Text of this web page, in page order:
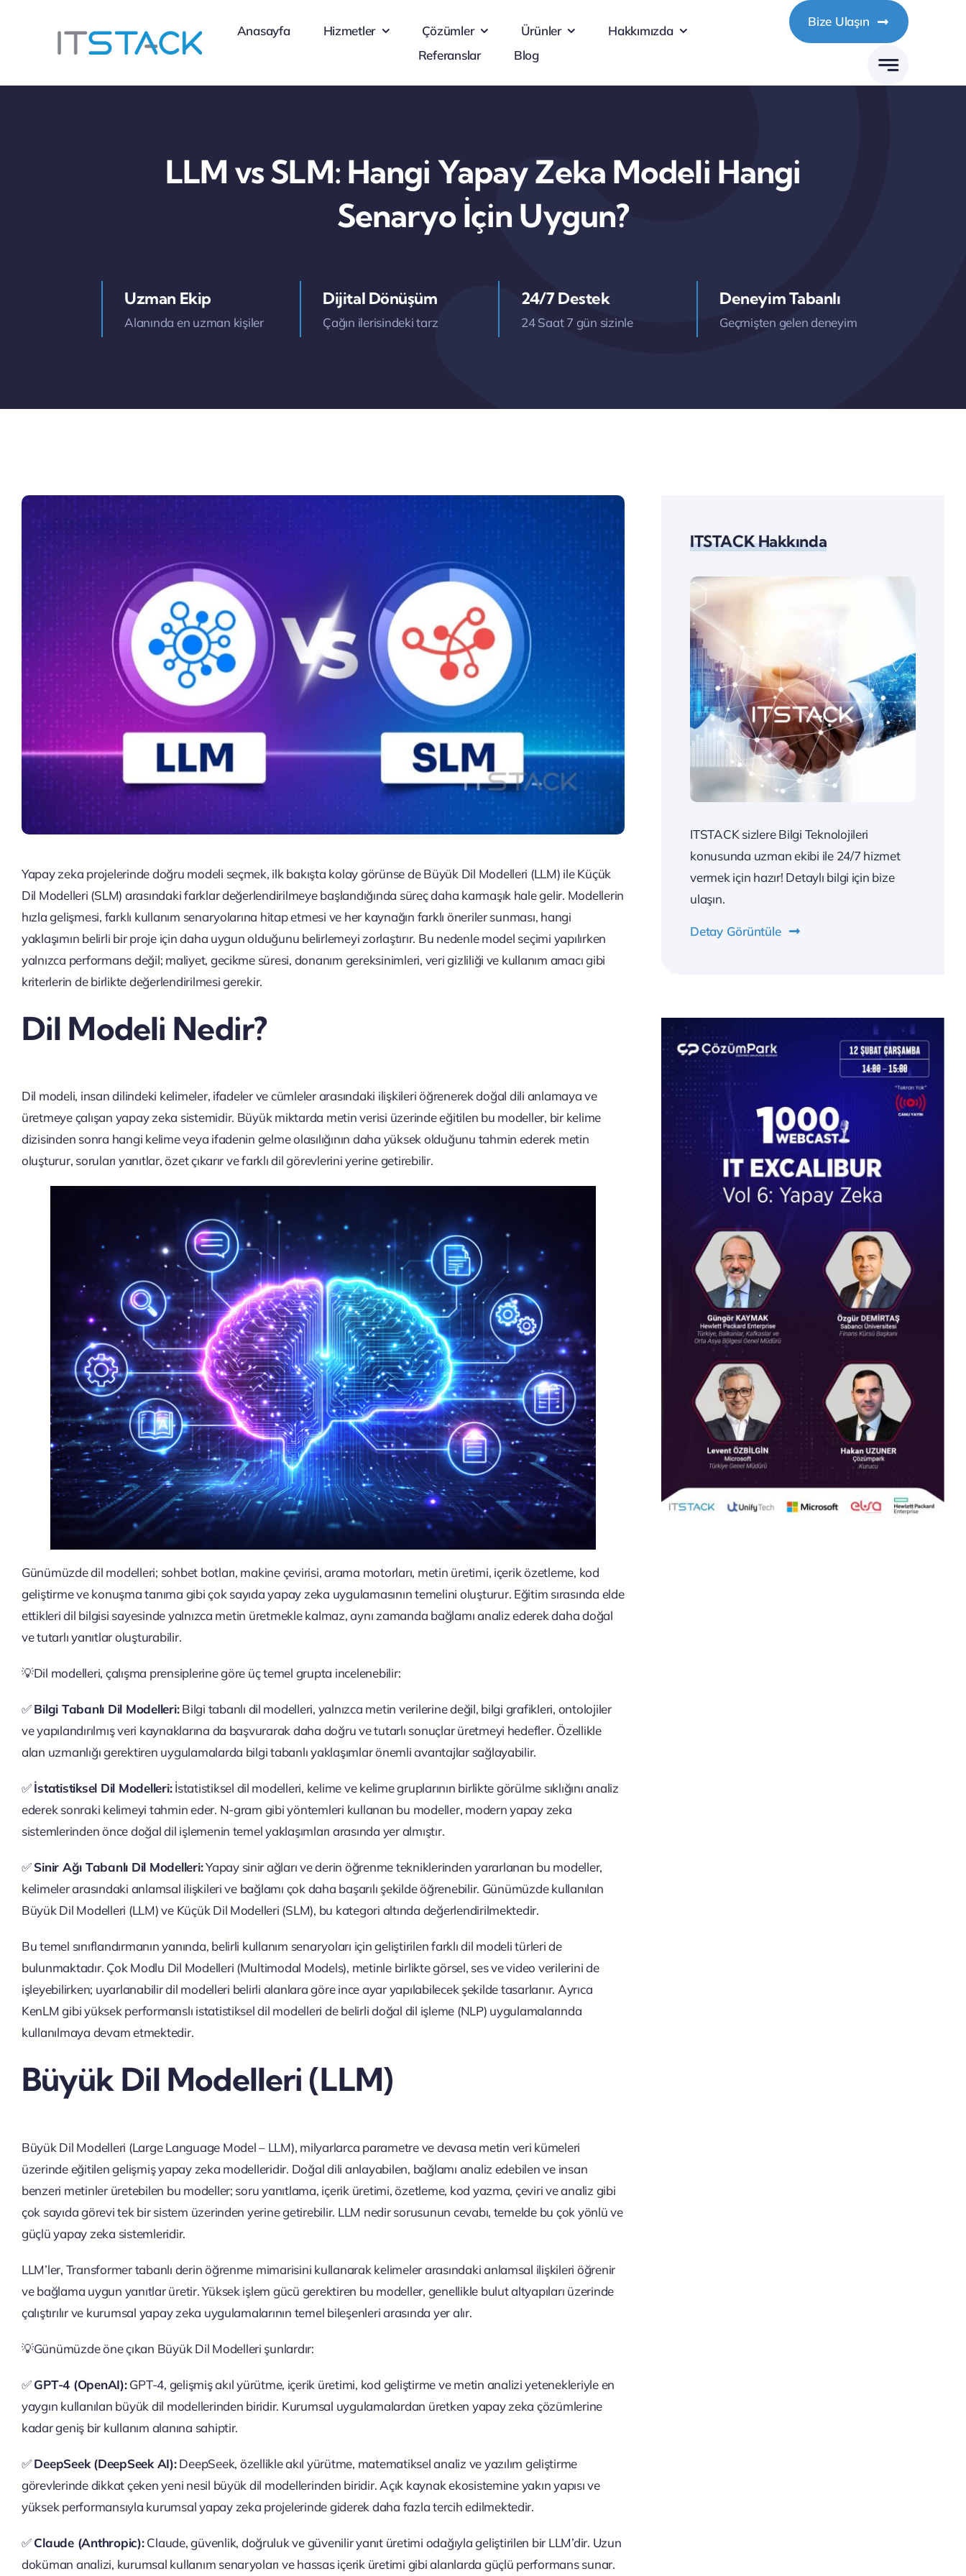
Anasayfa Hizmetler Çözümler Ürünler
Hakkımızda
Referanslar
Blog
Bize Ulaşın
LLM vs SLM: Hangi Yapay Zeka Modeli Hangi
Senaryo İçin Uygun?
Uzman Ekip
Alanında en uzman kişiler
Dijital Dönüşüm
Çağın ilerisindeki tarz
24/7 Destek
24 Saat 7 gün sizinle
Deneyim Tabanlı
Geçmişten gelen deneyim
Yapay zeka projelerinde doğru modeli seçmek, ilk bakışta kolay görünse de Büyük Dil Modelleri (LLM) ile Küçük
Dil Modelleri (SLM) arasındaki farklar değerlendirilmeye başlandığında süreç daha karmaşık hale gelir. Modellerin
hızla gelişmesi, farklı kullanım senaryolarına hitap etmesi ve her kaynağın farklı öneriler sunması, hangi
yaklaşımın belirli bir proje için daha uygun olduğunu belirlemeyi zorlaştırır. Bu nedenle model seçimi yapılırken
yalnızca performans değil; maliyet, gecikme süresi, donanım gereksinimleri, veri gizliliği ve kullanım amacı gibi
kriterlerin de birlikte değerlendirilmesi gerekir.
Dil Modeli Nedir?
Dil modeli, insan dilindeki kelimeler, ifadeler ve cümleler arasındaki ilişkileri öğrenerek doğal dili anlamaya ve
üretmeye çalışan yapay zeka sistemidir. Büyük miktarda metin verisi üzerinde eğitilen bu modeller, bir kelime
dizisinden sonra hangi kelime veya ifadenin gelme olasılığının daha yüksek olduğunu tahmin ederek metin
oluşturur, soruları yanıtlar, özet çıkarır ve farklı dil görevlerini yerine getirebilir.
Günümüzde dil modelleri; sohbet botları, makine çevirisi, arama motorları, metin üretimi, içerik özetleme, kod
geliştirme ve konuşma tanıma gibi çok sayıda yapay zeka uygulamasının temelini oluşturur. Eğitim sırasında elde
ettikleri dil bilgisi sayesinde yalnızca metin üretmekle kalmaz, aynı zamanda bağlamı analiz ederek daha doğal
ve tutarlı yanıtlar oluşturabilir.
💡Dil modelleri, çalışma prensiplerine göre üç temel grupta incelenebilir:
✅Bilgi Tabanlı Dil Modelleri:Bilgi tabanlı dil modelleri, yalnızca metin verilerine değil, bilgi grafikleri, ontolojiler
ve yapılandırılmış veri kaynaklarına da başvurarak daha doğru ve tutarlı sonuçlar üretmeyi hedefler. Özellikle
alan uzmanlığı gerektiren uygulamalarda bilgi tabanlı yaklaşımlar önemli avantajlar sağlayabilir.
✅İstatistiksel Dil Modelleri:İstatistiksel dil modelleri, kelime ve kelime gruplarının birlikte görülme sıklığını analiz
ederek sonraki kelimeyi tahmin eder. N-gram gibi yöntemleri kullanan bu modeller, modern yapay zeka
sistemlerinden önce doğal dil işlemenin temel yaklaşımları arasında yer almıştır.
✅Sinir Ağı Tabanlı Dil Modelleri:Yapay sinir ağları ve derin öğrenme tekniklerinden yararlanan bu modeller,
kelimeler arasındaki anlamsal ilişkileri ve bağlamı çok daha başarılı şekilde öğrenebilir. Günümüzde kullanılan
Büyük Dil Modelleri (LLM) ve Küçük Dil Modelleri (SLM), bu kategori altında değerlendirilmektedir.
Bu temel sınıflandırmanın yanında, belirli kullanım senaryoları için geliştirilen farklı dil modeli türleri de
bulunmaktadır. Çok Modlu Dil Modelleri (Multimodal Models), metinle birlikte görsel, ses ve video verilerini de
işleyebilirken; uyarlanabilir dil modelleri belirli alanlara göre ince ayar yapılabilecek şekilde tasarlanır. Ayrıca
KenLM gibi yüksek performanslı istatistiksel dil modelleri de belirli doğal dil işleme (NLP) uygulamalarında
kullanılmaya devam etmektedir.
Büyük Dil Modelleri (LLM)
Büyük Dil Modelleri (Large Language Model – LLM), milyarlarca parametre ve devasa metin veri kümeleri
üzerinde eğitilen gelişmiş yapay zeka modelleridir. Doğal dili anlayabilen, bağlamı analiz edebilen ve insan
benzeri metinler üretebilen bu modeller; soru yanıtlama, içerik üretimi, özetleme, kod yazma, çeviri ve analiz gibi
çok sayıda görevi tek bir sistem üzerinden yerine getirebilir. LLM nedir sorusunun cevabı, temelde bu çok yönlü ve
güçlü yapay zeka sistemleridir.
LLM’ler, Transformer tabanlı derin öğrenme mimarisini kullanarak kelimeler arasındaki anlamsal ilişkileri öğrenir
ve bağlama uygun yanıtlar üretir. Yüksek işlem gücü gerektiren bu modeller, genellikle bulut altyapıları üzerinde
çalıştırılır ve kurumsal yapay zeka uygulamalarının temel bileşenleri arasında yer alır.
💡Günümüzde öne çıkan Büyük Dil Modelleri şunlardır:
✅GPT-4 (OpenAI):GPT-4, gelişmiş akıl yürütme, içerik üretimi, kod geliştirme ve metin analizi yetenekleriyle en
yaygın kullanılan büyük dil modellerinden biridir. Kurumsal uygulamalardan üretken yapay zeka çözümlerine
kadar geniş bir kullanım alanına sahiptir.
✅DeepSeek (DeepSeek AI):DeepSeek, özellikle akıl yürütme, matematiksel analiz ve yazılım geliştirme
görevlerinde dikkat çeken yeni nesil büyük dil modellerinden biridir. Açık kaynak ekosistemine yakın yapısı ve
yüksek performansıyla kurumsal yapay zeka projelerinde giderek daha fazla tercih edilmektedir.
✅Claude (Anthropic):Claude, güvenlik, doğruluk ve güvenilir yanıt üretimi odağıyla geliştirilen bir LLM’dir. Uzun
doküman analizi, kurumsal kullanım senaryoları ve hassas içerik üretimi gibi alanlarda güçlü performans sunar.
ITSTACK Hakkında
ITSTACK sizlere Bilgi Teknolojileri
konusunda uzman ekibi ile 24/7 hizmet
vermek için hazır! Detaylı bilgi için bize
ulaşın.
Detay Görüntüle